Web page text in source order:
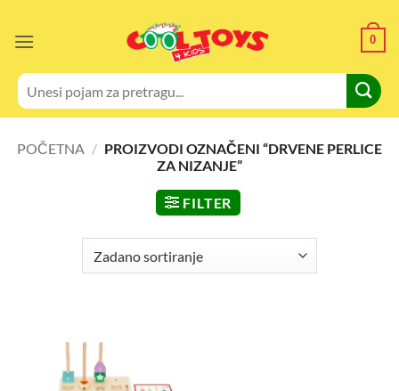
0
Pretraži:
POČETNA / PROIZVODI OZNAČENI “DRVENE PERLICE
ZA NIZANJE”
FILTER